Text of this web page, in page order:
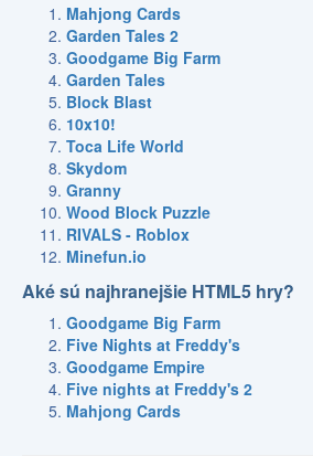
Mahjong Cards
Garden Tales 2
Goodgame Big Farm
Garden Tales
Block Blast
10x10!
Toca Life World
Skydom
Granny
Wood Block Puzzle
RIVALS - Roblox
Minefun.io
Aké sú najhranejšie HTML5 hry?
Goodgame Big Farm
Five Nights at Freddy's
Goodgame Empire
Five nights at Freddy's 2
Mahjong Cards